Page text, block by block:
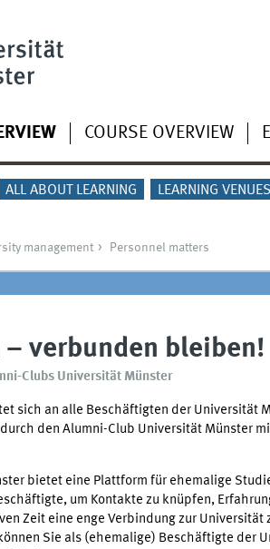
COURSE OVERVIEW
ALL ABOUT LEARNING LEARNING VENUES
management Personnel matters
verbunden bleiben!
Clubs Universität Münster
sich an alle Beschäftigten der Universität
den Alumni-Club Universität Münster
bietet eine Plattform für ehemalige
um Kontakte zu knüpfen,
Zeit eine enge Verbindung zur Universität
Sie als (ehemalige) Beschäftigte der